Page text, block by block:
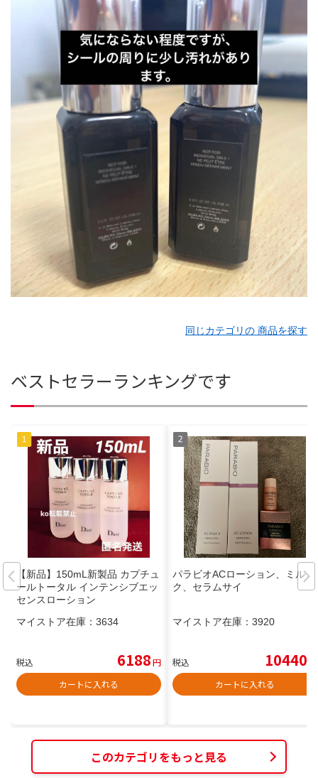
同じカテゴリの 商品を探す
ベストセラーランキングです
【新品】150mL新製品 カプチュ
ールトータル インテンシブエッ
センスローション
マイストア在庫： 3634
税込 6188円
カートに入れる
パラビオACローション、ミル
ク、セラムサイ
マイストア在庫： 3920
税込 10440
カートに入れる
このカテゴリをもっと見る